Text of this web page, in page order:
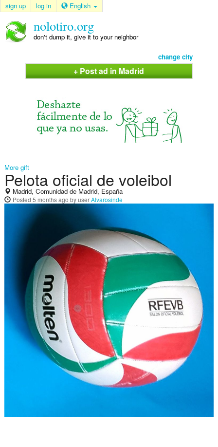
sign up log in English
nolotiro.org
don't dump it, give it to your neighbor
change city
+ Post ad in Madrid
More gift
Pelota oficial de voleibol
Madrid, Comunidad de Madrid, España
Posted 5 months ago by userAlvarosinde